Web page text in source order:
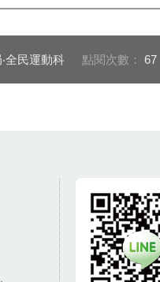
全民運動科 點閱次數： 67